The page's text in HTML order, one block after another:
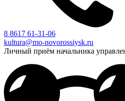
8 8617 61-31-06
kultura@mo-novorossiysk.ru
Личный приём начальника